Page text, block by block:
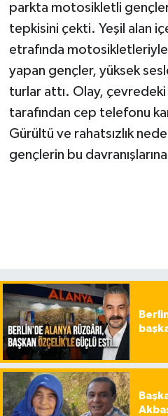
parkta motosikletli
tepkisini çekti. Yeşil alan
etrafında
yapan gençler, yüksek
turlar attı. Olay,
tarafından cep telefonu
Gürültü ve rahatsızlık
gençlerin bu